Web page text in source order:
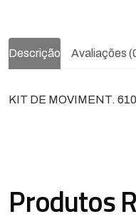
Descrição Avaliações
KIT DE MOVIMENT.
Produtos